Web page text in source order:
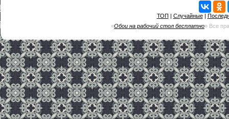
ТОП | Случайные|
«Обои на рабочий стол бесплатно» Все